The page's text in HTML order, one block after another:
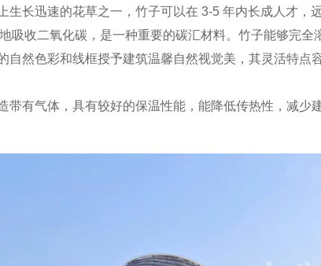
生长迅速的花草之一，竹子可以在 3-5 年内长成人才，
吸收二氧化碳，是一种重要的碳汇材料。竹子能够完全
自然色彩和线框授予建筑温馨自然视觉美，其灵活特点
带有气体，具有较好的保温性能，能降低传热性，减少